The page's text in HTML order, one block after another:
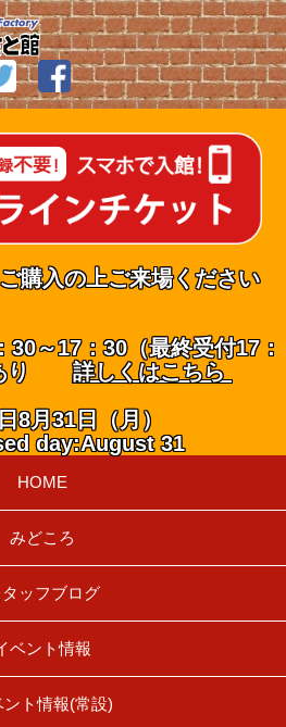
購入の上ご来場ください
30～17：30（最終受付17：
あり詳しくはこちら
8月31日（月）
day:August 31
HOME
みどころ
タッフブログ
ベント情報
ント情報(常設)